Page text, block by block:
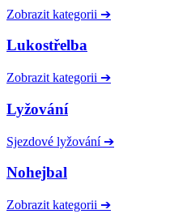
Zobrazit kategorii ➔
Lukostřelba
Zobrazit kategorii ➔
Lyžování
Sjezdové lyžování ➔
Nohejbal
Zobrazit kategorii ➔